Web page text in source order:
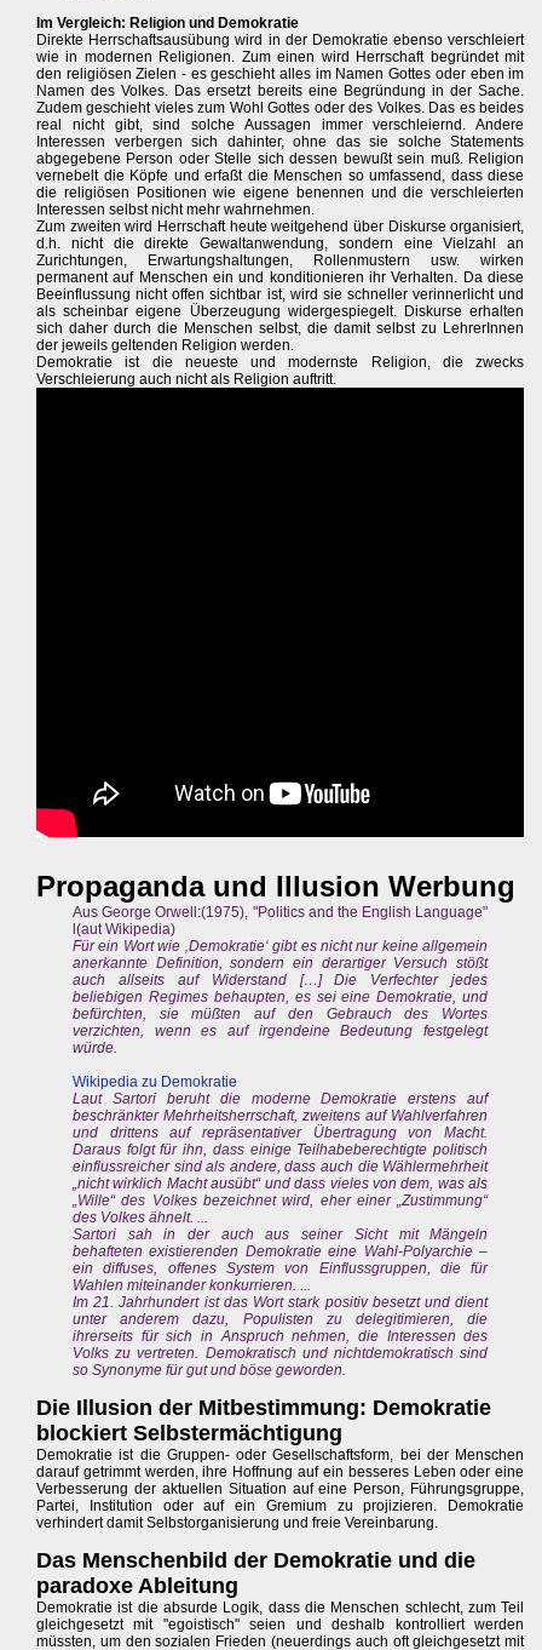
Im Vergleich: Religion und Demokratie
Direkte Herrschaftsausübung wird in der Demokratie ebenso verschleiert
wie in modernen Religionen. Zum einen wird Herrschaft begründet mit
den religiösen Zielen - es geschieht alles im Namen Gottes oder eben im
Namen des Volkes. Das ersetzt bereits eine Begründung in der Sache.
Zudem geschieht vieles zum Wohl Gottes oder des Volkes. Das es beides
real nicht gibt, sind solche Aussagen immer verschleiernd. Andere
Interessen verbergen sich dahinter, ohne das sie solche Statements
abgegebene Person oder Stelle sich dessen bewußt sein muß. Religion
vernebelt die Köpfe und erfaßt die Menschen so umfassend, dass diese
die religiösen Positionen wie eigene benennen und die verschleierten
Interessen selbst nicht mehr wahrnehmen.
Zum zweiten wird Herrschaft heute weitgehend über Diskurse organisiert,
d.h. nicht die direkte Gewaltanwendung, sondern eine Vielzahl an
Zurichtungen, Erwartungshaltungen, Rollenmustern usw. wirken
permanent auf Menschen ein und konditionieren ihr Verhalten. Da diese
Beeinflussung nicht offen sichtbar ist, wird sie schneller verinnerlicht und
als scheinbar eigene Überzeugung widergespiegelt. Diskurse erhalten
sich daher durch die Menschen selbst, die damit selbst zu LehrerInnen
der jeweils geltenden Religion werden.
Demokratie ist die neueste und modernste Religion, die zwecks
Verschleierung auch nicht als Religion auftritt.
Propaganda und Illusion Werbung
Aus George Orwell:(1975), "Politics and the English Language"
l(aut Wikipedia)
Für ein Wort wie ‚Demokratie‘ gibt es nicht nur keine allgemein
anerkannte Definition, sondern ein derartiger Versuch stößt
auch allseits auf Widerstand […] Die Verfechter jedes
beliebigen Regimes behaupten, es sei eine Demokratie, und
befürchten, sie müßten auf den Gebrauch des Wortes
verzichten, wenn es auf irgendeine Bedeutung festgelegt
würde.
Wikipedia zu Demokratie
Laut Sartori beruht die moderne Demokratie erstens auf
beschränkter Mehrheitsherrschaft, zweitens auf Wahlverfahren
und drittens auf repräsentativer Übertragung von Macht.
Daraus folgt für ihn, dass einige Teilhabeberechtigte politisch
einflussreicher sind als andere, dass auch die Wählermehrheit
„nicht wirklich Macht ausübt“ und dass vieles von dem, was als
„Wille“ des Volkes bezeichnet wird, eher einer „Zustimmung“
des Volkes ähnelt. ...
Sartori sah in der auch aus seiner Sicht mit Mängeln
behafteten existierenden Demokratie eine Wahl-Polyarchie –
ein diffuses, offenes System von Einflussgruppen, die für
Wahlen miteinander konkurrieren. ...
Im 21. Jahrhundert ist das Wort stark positiv besetzt und dient
unter anderem dazu, Populisten zu delegitimieren, die
ihrerseits für sich in Anspruch nehmen, die Interessen des
Volks zu vertreten. Demokratisch und nichtdemokratisch sind
so Synonyme für gut und böse geworden.
Die Illusion der Mitbestimmung: Demokratie
blockiert Selbstermächtigung
Demokratie ist die Gruppen- oder Gesellschaftsform, bei der Menschen
darauf getrimmt werden, ihre Hoffnung auf ein besseres Leben oder eine
Verbesserung der aktuellen Situation auf eine Person, Führungsgruppe,
Partei, Institution oder auf ein Gremium zu projizieren. Demokratie
verhindert damit Selbstorganisierung und freie Vereinbarung.
Das Menschenbild der Demokratie und die
paradoxe Ableitung
Demokratie ist die absurde Logik, dass die Menschen schlecht, zum Teil
gleichgesetzt mit "egoistisch" seien und deshalb kontrolliert werden
müssten, um den sozialen Frieden (neuerdings auch oft gleichgesetzt mit